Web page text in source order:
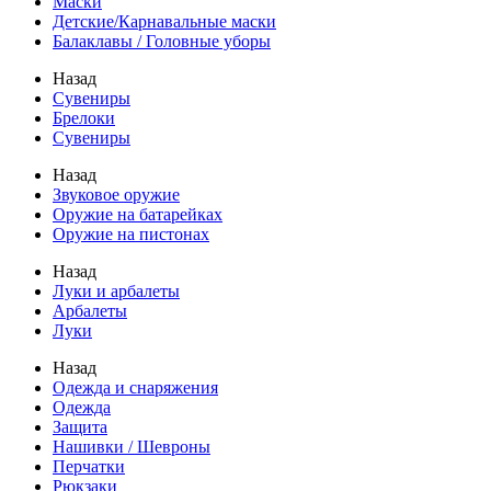
Детские/Карнавальные маски
Балаклавы / Головные уборы
Назад
Сувениры
Брелоки
Сувениры
Назад
Звуковое оружие
Оружие на батарейках
Оружие на пистонах
Назад
Луки и арбалеты
Арбалеты
Луки
Назад
Одежда и снаряжения
Одежда
Защита
Нашивки / Шевроны
Перчатки
Рюкзаки